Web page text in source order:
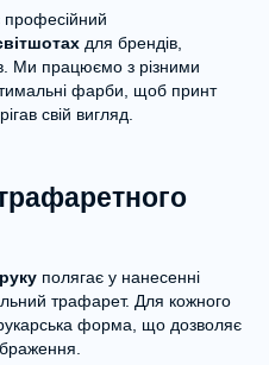
професійний
для брендів,
Ми працюємо з різними
фарби, щоб принт
свій вигляд.
полягає у нанесенні
трафарет. Для кожного
форма, що дозволяє